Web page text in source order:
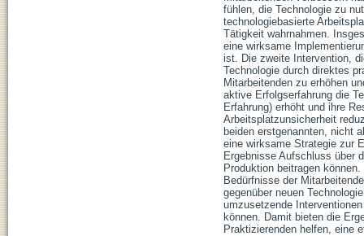
fühlen, die Technologie zu
technologiebasierte
Tätigkeit wahrnahmen.
eine wirksame
ist. Die zweite Intervention,
Technologie durch direktes
Mitarbeitenden zu erhöhen
aktive Erfolgserfahrung die
Erfahrung) erhöht und ihre
Arbeitsplatzunsicherheit
beiden erstgenannten, nicht
eine wirksame Strategie zur
Ergebnisse Aufschluss über
Produktion beitragen
Bedürfnisse der
gegenüber neuen
umzusetzende
können. Damit bieten die
Praktizierenden helfen, eine